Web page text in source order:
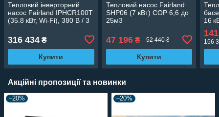
Тепловий інверторний
насос Fairland IPHCR100T
(35.8 кВт, Wi-Fi), 380 В / 3
нагрів та охолодження,
СОР15
316 434 ₴
Купити
Тепловий насос Fairland
SHP06 (7 кВт) COP 6,6 до
25м3
47 196₴ 52 440 ₴
Купити
16
166
Акційні пропозиції та новинки
–20% –20%